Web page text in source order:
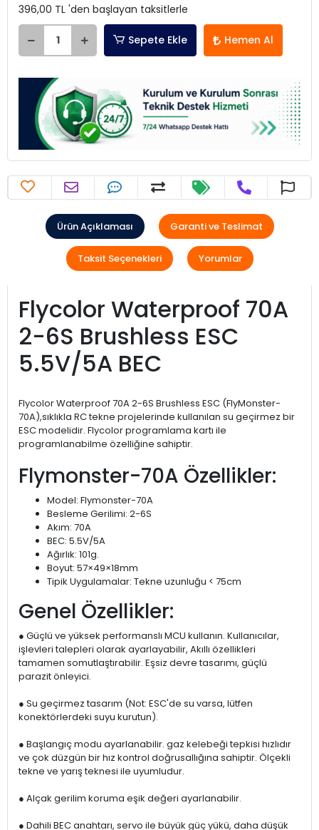
396,00 TL 'den başlayan taksitlerle
Sepete Ekle Hemen Al
Ürün Açıklaması Garanti ve Teslimat
Taksit Seçenekleri Yorumlar
Flycolor Waterproof 70A
2-6S Brushless ESC
5.5V/5A BEC
Flycolor Waterproof 70A 2-6S Brushless ESC (FlyMonster-
70A),sıklıkla RC tekne projelerinde kullanılan su geçirmez bir
ESC modelidir. Flycolor programlama kartı ile
programlanabilme özelliğine sahiptir.
Flymonster-70A Özellikler:
Model: Flymonster-70A
Besleme Gerilimi: 2-6S
Akım: 70A
BEC: 5.5V/5A
Ağırlık: 101g.
Boyut: 57×49×18mm
Tipik Uygulamalar: Tekne uzunluğu < 75cm
Genel Özellikler:
● Güçlü ve yüksek performanslı MCU kullanın. Kullanıcılar,
işlevleri talepleri olarak ayarlayabilir, Akıllı özellikleri
tamamen somutlaştırabilir. Eşsiz devre tasarımı, güçlü
parazit önleyici.
● Su geçirmez tasarım (Not: ESC'de su varsa, lütfen
konektörlerdeki suyu kurutun).
● Başlangıç ​​modu ayarlanabilir. gaz kelebeği tepkisi hızlıdır
ve çok düzgün bir hız kontrol doğrusallığına sahiptir. Ölçekli
tekne ve yarış teknesi ile uyumludur.
● Alçak gerilim koruma eşik değeri ayarlanabilir.
● Dahili BEC anahtarı, servo ile büyük güç yükü, daha düşük